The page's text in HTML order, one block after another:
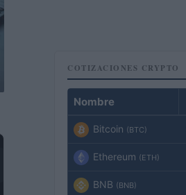
COTIZACIONES CRYPTO
Nombre
Bitcoin (BTC)
Ethereum (ETH)
BNB (BNB)